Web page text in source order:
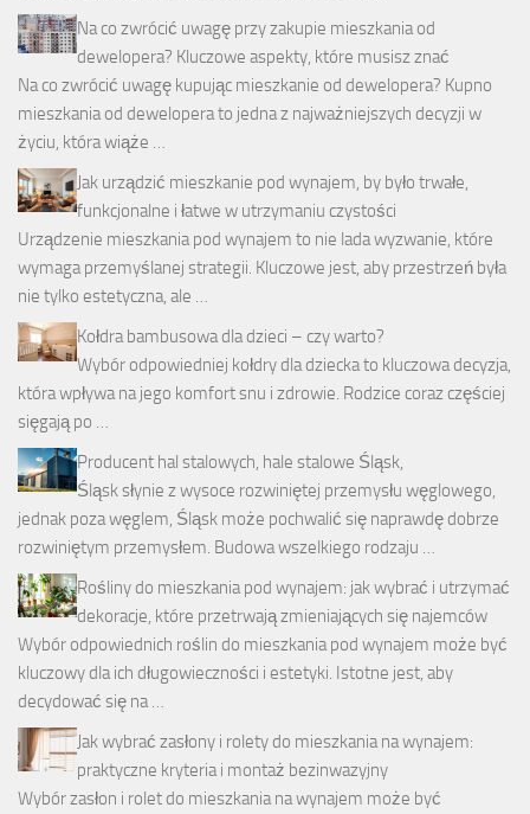
Na co zwrócić uwagę przy zakupie mieszkania od
dewelopera? Kluczowe aspekty, które musisz znać
Na co zwrócić uwagę kupując mieszkanie od dewelopera? Kupno
mieszkania od dewelopera to jedna z najważniejszych decyzji w
życiu, która wiąże …
Jak urządzić mieszkanie pod wynajem, by było trwałe,
funkcjonalne i łatwe w utrzymaniu czystości
Urządzenie mieszkania pod wynajem to nie lada wyzwanie, które
wymaga przemyślanej strategii. Kluczowe jest, aby przestrzeń była
nie tylko estetyczna, ale …
Kołdra bambusowa dla dzieci – czy warto?
Wybór odpowiedniej kołdry dla dziecka to kluczowa decyzja,
która wpływa na jego komfort snu i zdrowie. Rodzice coraz częściej
sięgają po …
Producent hal stalowych, hale stalowe Śląsk,
Śląsk słynie z wysoce rozwiniętej przemysłu węglowego,
jednak poza węglem, Śląsk może pochwalić się naprawdę dobrze
rozwiniętym przemysłem. Budowa wszelkiego rodzaju …
Rośliny do mieszkania pod wynajem: jak wybrać i utrzymać
dekoracje, które przetrwają zmieniających się najemców
Wybór odpowiednich roślin do mieszkania pod wynajem może być
kluczowy dla ich długowieczności i estetyki. Istotne jest, aby
decydować się na …
Jak wybrać zasłony i rolety do mieszkania na wynajem:
praktyczne kryteria i montaż bezinwazyjny
Wybór zasłon i rolet do mieszkania na wynajem może być